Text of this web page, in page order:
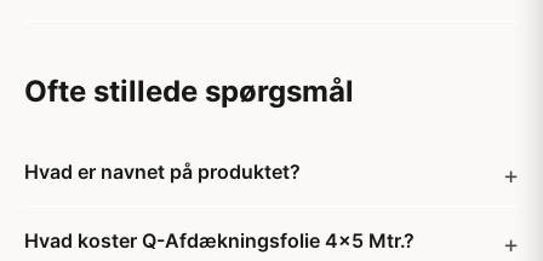
Ofte stillede spørgsmål
Hvad er navnet på produktet?
Hvad koster Q-Afdækningsfolie 4x5 Mtr.?